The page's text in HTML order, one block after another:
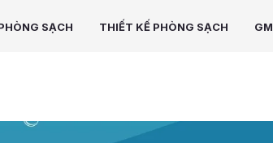
SẠCH THIẾT KẾ PHÒNG SẠCH